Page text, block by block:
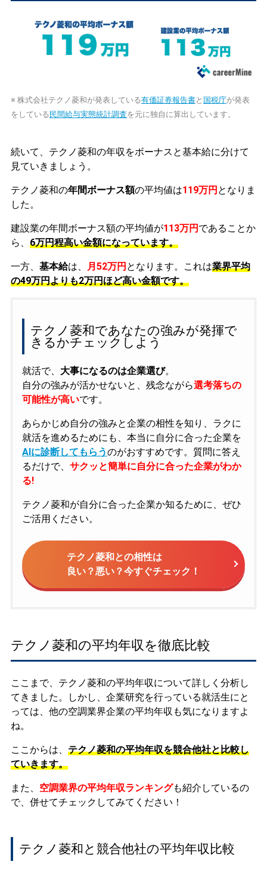
※ 株式会社テクノ菱和が発表している有価証券報告書と 国税庁が発表
をしている 民間給与実態統計調査を元に独自に算出しています。
続いて、テクノ菱和の年収をボーナスと基本給に分けて
見ていきましょう。
テクノ菱和の年間ボーナス額の平均値は119万円 となりま
した。
建設業の年間ボーナス額の平均値が113万円 であることか
ら、 6万円程高い金額になっています。
一方、 基本給は、 月52万円 となります。これは業界平均
の49万円よりも2万円ほど高い金額です。
テクノ菱和であなたの強みが発揮で
きるかチェックしよう
就活で、 大事になるのは企業選び。
自分の強みが活かせないと、残念ながら選考落ちの
可能性が高いです。
あらかじめ自分の強みと企業の相性を知り、ラクに
就活を進めるためにも、本当に自分に合った企業を
AIに診断してもらうのがおすすめです。質問に答え
るだけで、 サクッと簡単に自分に合った企業がわか
る!
テクノ菱和が自分に合った企業か知るために、ぜひ
ご活用ください。
テクノ菱和との相性は
良い？悪い？今すぐチェック！
テクノ菱和の平均年収を徹底比較
ここまで、テクノ菱和の平均年収について詳しく分析し
てきました。しかし、企業研究を行っている就活生にと
っては、他の空調業界企業の平均年収も気になりますよ
ね。
ここからは、 テクノ菱和の平均年収を競合他社と比較し
ていきます。
また、 空調業界の平均年収ランキングも紹介しているの
で、併せてチェックしてみてください！
テクノ菱和と競合他社の平均年収比較